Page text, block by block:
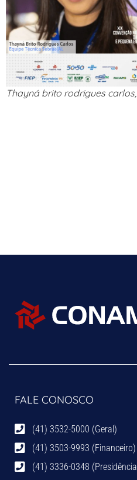
Thayná brito rodrigues
FALE CONOSCO
(41) 3532-5000 (Geral)
(41) 3503-9993 (Financeiro)
(41) 3336-0348